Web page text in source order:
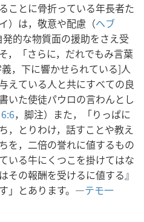
ことに骨折っている年長者た
）は，敬意や配慮（ヘブ
的な物質面の援助をさえ受
，「さらに，だれでもみ言葉
，下に響かせられている]人
えている人と共にすべての良
いた使徒パウロの言わんとし
，脚注）また，「りっぱに
，とりわけ，話すことや教え
を，二倍の誉れに値するもの
いる牛にくつこを掛けてはな
その報酬を受けるに値する』
」とあります。―テモ一